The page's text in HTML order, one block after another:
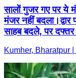
सालों गुजर गए पर ये
मंजर नहीं बदला।द्वार
साहब बदले, पर दफ्तर
Kumher, Bharatpur